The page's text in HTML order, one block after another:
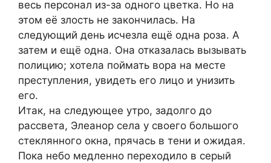
весь персонал из-за одного цветка. Но на
этом её злость не закончилась. На
следующий день исчезла ещё одна роза. А
затем и ещё одна. Она отказалась вызывать
полицию; хотела поймать вора на месте
преступления, увидеть его лицо и унизить
его.
Итак, на следующее утро, задолго до
рассвета, Элеанор села у своего большого
стеклянного окна, прячась в тени и ожидая.
Пока небо медленно переходило в серый